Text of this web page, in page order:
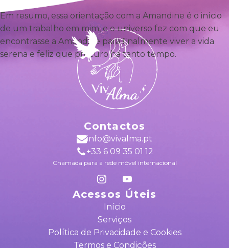
Em resumo, essa orientação com a Amandine é o início
de um trabalho em mim,e o universo fez com que eu
encontrasse a Amandine para finalmente viver a vida
serenae feliz que procuro há tanto tempo.
Contactos
info@vivalma.pt
+33 6 09 35 01 12
Chamada para a rede móvel internacional
Acessos Úteis
Início
Serviços
Política de Privacidade e Cookies
Termos e Condições